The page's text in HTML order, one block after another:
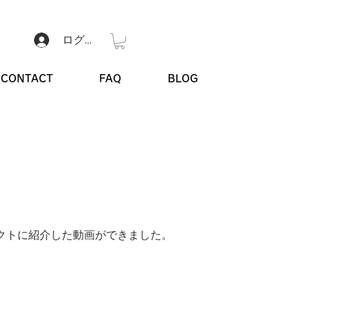
ログイン
CONTACT FAQ BLOG
に紹介した動画ができました。